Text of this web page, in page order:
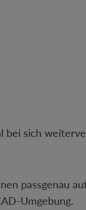
sich
passgenau
Umgebung.